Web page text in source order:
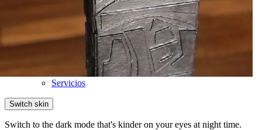
Educación y Cultura
Salud & Belleza
Propiedades
Gastronomía
Servicios
Switch skin
Switch to the dark mode that's kinder on your eyes at night time.